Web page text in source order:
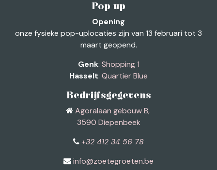
Pop-up
Opening
onze fysieke pop-uplocaties zijn van 13 februari tot 3
maart geopend.
Genk: ​ Shopping 1
Hasselt: Quartier Blue
Bedrijfsgegevens
Agoralaan gebouw B,
3590 Diepenbeek
+32 412 34 56 78
info@zoetegroeten.be